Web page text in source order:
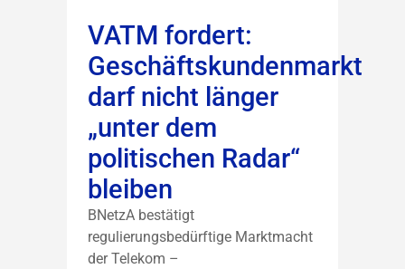
VATM fordert:
Geschäftskundenmarkt
darf nicht länger
„unter dem
politischen Radar“
bleiben
BNetzA bestätigt
regulierungsbedürftige Marktmacht
der Telekom –